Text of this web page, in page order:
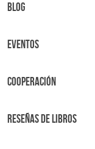
BLOG
Eventos
Cooperación
Reseñas de libros